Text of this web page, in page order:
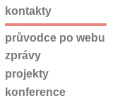
kontakty
průvodce po webu
zprávy
projekty
konference